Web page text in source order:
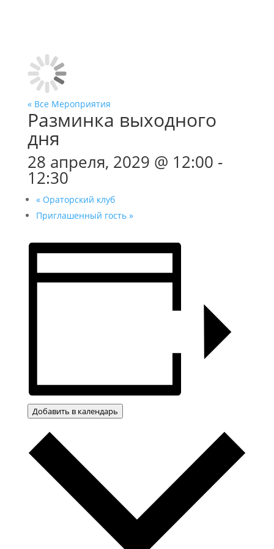
« Все Мероприятия
Разминка выходного
дня
28 апреля, 2029 @ 12:00 -
12:30
«Ораторский клуб
Приглашенный гость »
Добавить в календарь